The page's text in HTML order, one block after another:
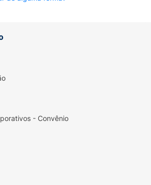
- Convênio